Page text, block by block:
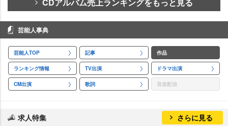
芸能人事典
芸能人TOP 記事 作品
ランキング情報 TV出演 ドラマ出演
CM出演 歌詞 音楽配信
求人特集 さらに見る